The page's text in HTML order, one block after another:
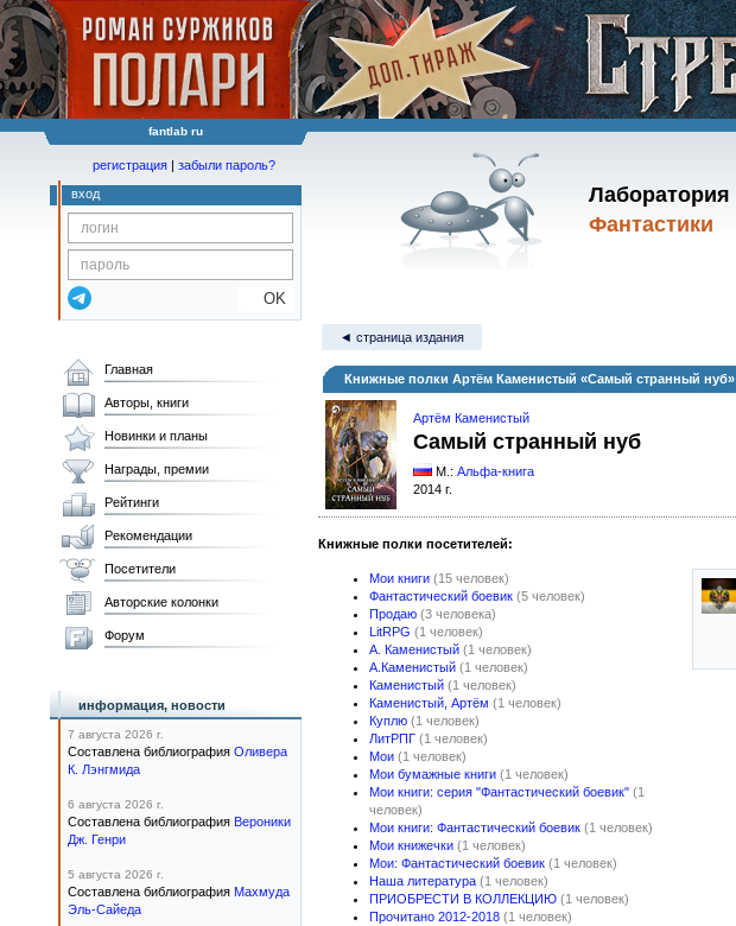
fantlab ru
Лаборатория
Фантастики
регистрация | забыли пароль?
вход
OK
◄ страница издания
Книжные полки Артём Каменистый «Самый странный нуб»
Артём Каменистый
Самый странный нуб
М.: Альфа-книга
2014 г.
Книжные полки посетителей:
Мои книги (15 человек)
Фантастический боевик (5 человек)
Продаю (3 человека)
LitRPG (1 человек)
А. Каменистый (1 человек)
А.Каменистый (1 человек)
Каменистый (1 человек)
Каменистый, Артём (1 человек)
Куплю (1 человек)
ЛитРПГ (1 человек)
Мои (1 человек)
Мои бумажные книги (1 человек)
Мои книги: серия "Фантастический боевик" (1
человек)
Мои книги: Фантастический боевик (1 человек)
Мои книжечки (1 человек)
Мои: Фантастический боевик (1 человек)
Наша литература (1 человек)
ПРИОБРЕСТИ В КОЛЛЕКЦИЮ (1 человек)
Прочитано 2012-2018 (1 человек)
Главная
Авторы, книги
Новинки и планы
Награды, премии
Рейтинги
Рекомендации
Посетители
Авторские колонки
Форум
информация, новости
7 августа 2026 г.
Составлена библиография Оливера
К. Лэнгмида
6 августа 2026 г.
Составлена библиография Вероники
Дж. Генри
5 августа 2026 г.
Составлена библиография Махмуда
Эль-Сайеда